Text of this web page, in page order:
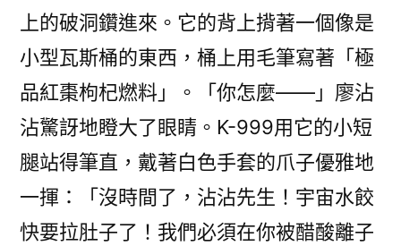
上的破洞鑽進來。它的背上揹著一個像是
小型瓦斯桶的東西，桶上用毛筆寫著「極
品紅棗枸杞燃料」。「你怎麼——」廖沾
沾驚訝地瞪大了眼睛。K-999用它的小短
腿站得筆直，戴著白色手套的爪子優雅地
一揮：「沒時間了，沾沾先生！宇宙水餃
快要拉肚子了！我們必須在你被醋酸離子